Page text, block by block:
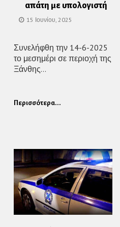
απάτη με υπολογιστή
15 Ιουνίου, 2025
Συνελήφθη την 14-6-2025
το μεσημέρι σε περιοχή της
Ξάνθης...
Περισσότερα...